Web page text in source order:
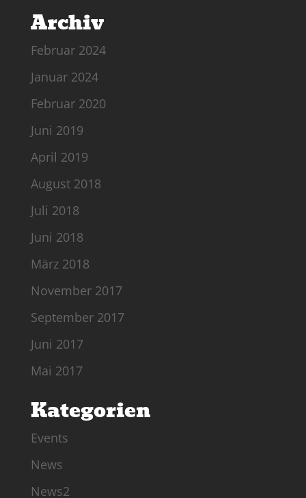
Archiv
Februar 2024
Januar 2024
Februar 2020
Juni 2019
April 2019
August 2018
Juli 2018
Juni 2018
März 2018
November 2017
September 2017
Juni 2017
Mai 2017
Kategorien
Events
News
News2